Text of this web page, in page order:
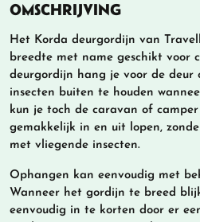
OMSCHRIJVING
Het Korda deurgordijn van
breedte met name geschikt voor
deurgordijn hang je voor de deur
insecten buiten te houden
kun je toch de caravan of
gemakkelijk in en uit lopen,
met vliegende insecten.
Ophangen kan eenvoudig met
Wanneer het gordijn te breed
eenvoudig in te korten door er